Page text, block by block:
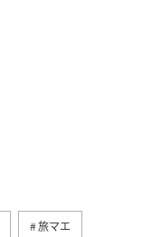
旅マエ